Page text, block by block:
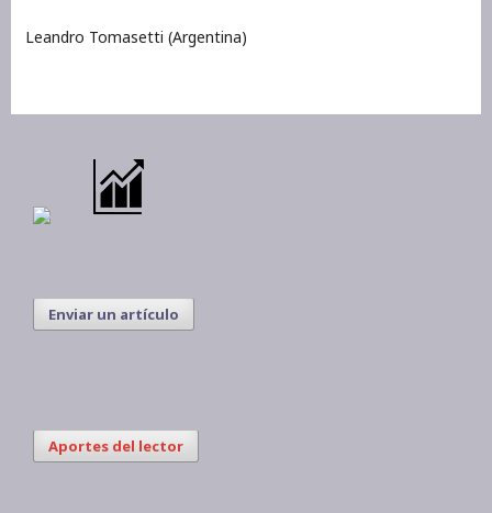
Leandro Tomasetti (Argentina)
Enviar un artículo
Aportes del lector